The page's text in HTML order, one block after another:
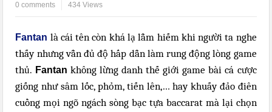
0 comments
434 Views
Fantan là cái tên còn khá lạ lẫm hiếm khi người ta nghe
thấy nhưng vẫn đủ độ hấp dẫn làm rung động lòng game
thủ. Fantan không lừng danh thế giới game bài cá cược
giống như sâm lốc, phỏm, tiến lên,… hay khuấy đảo điên
cuồng mọi ngõ ngách sòng bạc tựa baccarat mà lại chọn